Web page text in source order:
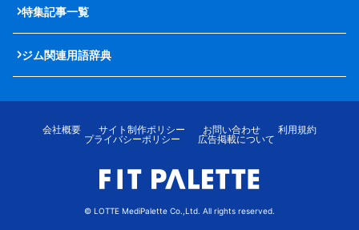
特集記事一覧
ジム関連用語辞典
会社概要 サイト制作ポリシー お問い合わせ
利用規約
プライバシーポリシー
広告掲載について
© LOTTE MediPalette Co.,Ltd. All rights reserved.